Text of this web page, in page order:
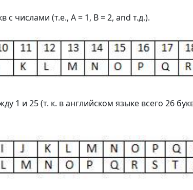
числами (т.е., A = 1, B = 2, and т.д.).
и 25 (т. к. в английском языке всего 26